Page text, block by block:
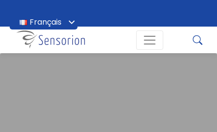
Français
English